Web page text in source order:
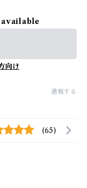
向け
通報する
(65)